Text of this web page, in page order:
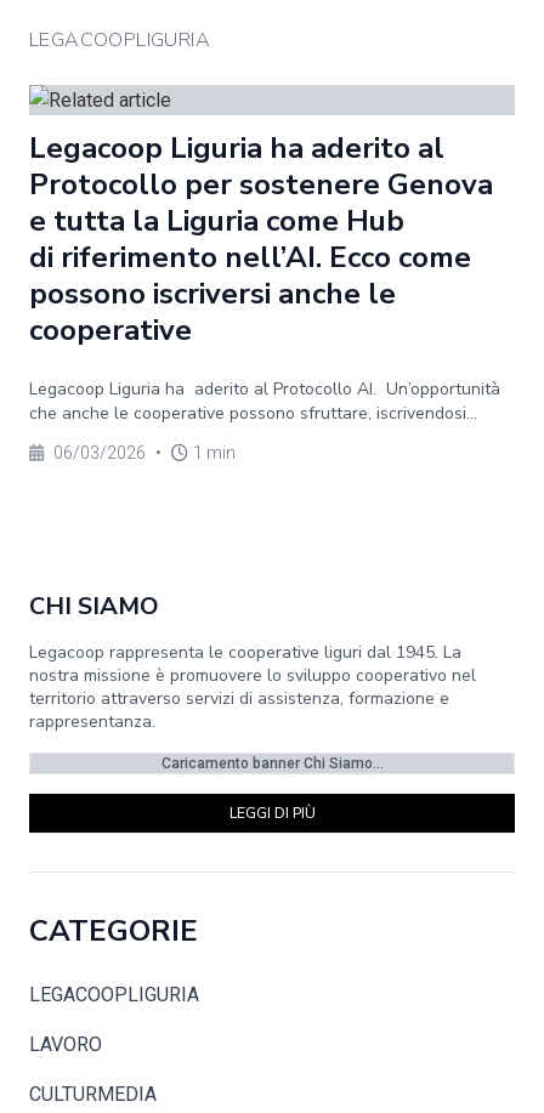
LEGACOOPLIGURIA
Legacoop Liguria ha aderito al
Protocollo per sostenere Genova
e tutta la Liguria come Hub
di riferimento nell’AI. Ecco come
possono iscriversi anche le
cooperative
Legacoop Liguria ha aderito al Protocollo AI. Un’opportunità
che anche le cooperative possono sfruttare, iscrivendosi...
06/03/2026 • 1 min
CHI SIAMO
Legacoop rappresenta le cooperative liguri dal 1945. La
nostra missione è promuovere lo sviluppo cooperativo nel
territorio attraverso servizi di assistenza, formazione e
rappresentanza.
Caricamento banner Chi Siamo...
LEGGI DI PIÙ
CATEGORIE
LEGACOOPLIGURIA
LAVORO
CULTURMEDIA